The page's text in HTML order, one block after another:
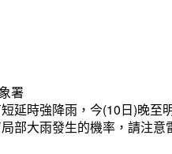
署
延時強降雨，今(10日)晚
部大雨發生的機率，請注